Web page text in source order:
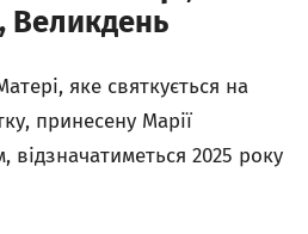
Великдень
яке святкується на
принесену Марії
відзначатиметься 2025 року